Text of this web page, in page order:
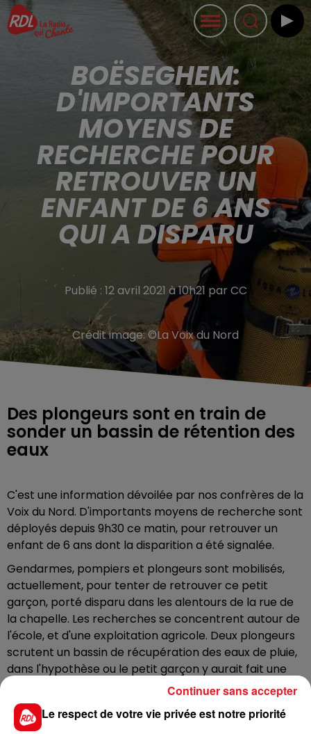
BOËSEGHEM:
D'IMPORTANTS
MOYENS DE
RECHERCHE POUR
RETROUVER UN
ENFANT DE 6 ANS
QUI A DISPARU
Publié : 12 avril 2021 à 10h21 par CC
Crédit image:©La Voix du Nord
Des plongeurs sont en train de
sonder un bassin de rétention des
eaux
C'est une information dévoilée par nos confrères de la
Voix du Nord. D'importants moyens de recherche sont
déployés depuis 9h30 ce matin, pour retrouver un
enfant de 6 ans dont la disparition a été signalée.
Gendarmes, pompiers et plongeurs sont mobilisés,
actuellement, pour tenter de retrouver ce petit
garçon, porté disparu dans les alentours de la rue de
la chapelle. Les recherches se concentrent autour de
l'école, et d'une exploitation agricole. Deux plongeurs
scrutent un bassin de récupération des eaux de pluie,
dans l'hypothèse ou le petit garçon y aurait fait une
chute. Des chiens de la brigade cynophile sont
également arrivés sur place, en renfort. Un
hélicoptère survole également la zone.
Le respect de votre vie privée est notre priorité
Continuer sans accepter